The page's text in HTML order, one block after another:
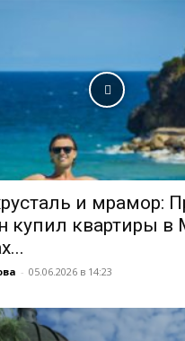
и мрамор:
купил квартиры в
- 05.06.2026 в 14:23